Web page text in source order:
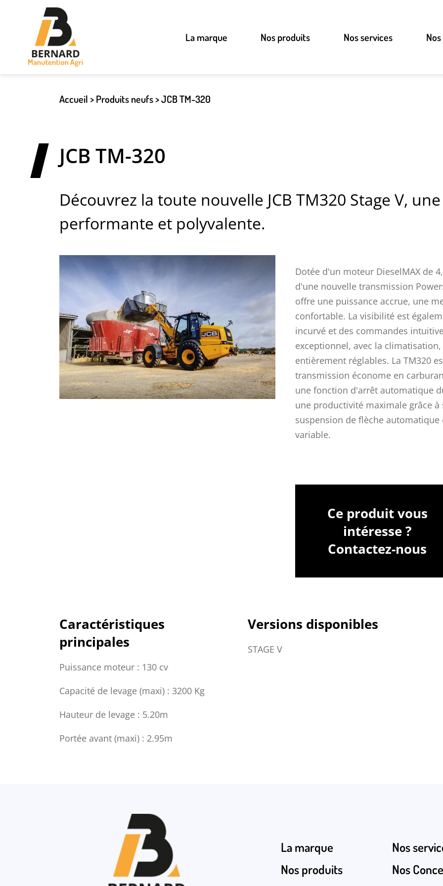
La marque Nos produits Nos services
Accueil >Produits neufs>JCB TM-320
JCB TM-320
Découvrez la toute nouvelle JCB TM320 Stage V,
performante et polyvalente.
Dotée d'un moteur DieselMAX de
d'une nouvelle transmission
offre une puissance accrue, une
confortable. La visibilité est
incurvé et des commandes
exceptionnel, avec la
entièrement réglables. La TM320
transmission économe en
une fonction d'arrêt automatique
une productivité maximale grâce à
suspension de flèche
variable.
Ce produit vous
intéresse ?
Contactez-nous
Caractéristiques
principales
Puissance moteur : 130 cv
Capacité de levage (maxi) : 3200 Kg
Hauteur de levage : 5.20m
Portée avant (maxi) : 2.95m
Versions disponibles
STAGE V
La marque
Nos produits
Nos
Nos